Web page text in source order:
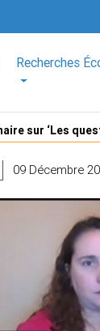
Recherches
sur ‘Les
09 Décembre